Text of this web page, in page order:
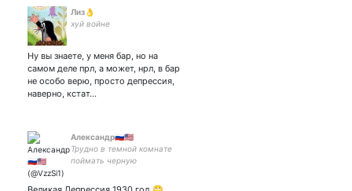
Лиз👌
хуй войне
Ну вы знаете, у меня бар, но на
самом деле прл, а может, нрл, в бар
не особо верю, просто депрессия,
наверно, кстат…
Александр🇷🇺🇺🇸
Трудно в темной комнате
поймать черную